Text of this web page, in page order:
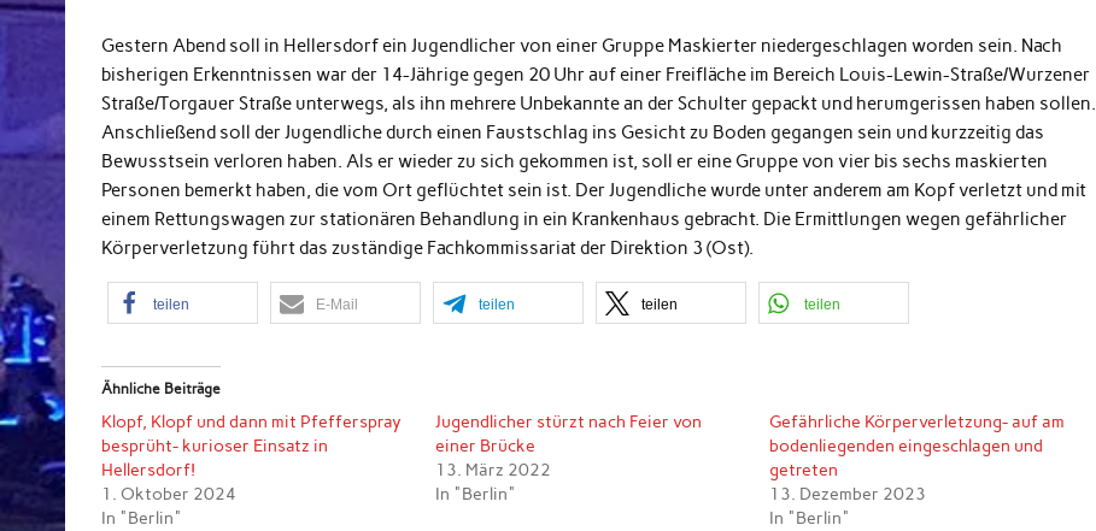
Gestern Abend soll in Hellersdorf ein Jugendlicher von einer Gruppe Maskierter niedergeschlagen worden sein. Nach
bisherigen Erkenntnissen war der 14-Jährige gegen 20 Uhr auf einer Freifläche im Bereich Louis-Lewin-Straße/Wurzener
Straße/Torgauer Straße unterwegs, als ihn mehrere Unbekannte an der Schulter gepackt und herumgerissen haben sollen.
Anschließend soll der Jugendliche durch einen Faustschlag ins Gesicht zu Boden gegangen sein und kurzzeitig das
Bewusstsein verloren haben. Als er wieder zu sich gekommen ist, soll er eine Gruppe von vier bis sechs maskierten
Personen bemerkt haben, die vom Ort geflüchtet sein ist. Der Jugendliche wurde unter anderem am Kopf verletzt und mit
einem Rettungswagen zur stationären Behandlung in ein Krankenhaus gebracht. Die Ermittlungen wegen gefährlicher
Körperverletzung führt das zuständige Fachkommissariat der Direktion 3 (Ost).
teilen E-Mail teilen teilen teilen
Ähnliche Beiträge
Klopf, Klopf und dann mit Pfefferspray
besprüht- kurioser Einsatz in
Hellersdorf!
1. Oktober 2024
In "Berlin"
Jugendlicher stürzt nach Feier von
einer Brücke
13. März 2022
In "Berlin"
Gefährliche Körperverletzung- auf am
bodenliegenden eingeschlagen und
getreten
13. Dezember 2023
In "Berlin"